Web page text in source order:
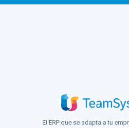
El ERP que se adapta a tu